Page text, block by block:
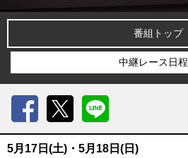
番組トップ
中継レース日程
5月17日(土)・5月18日(日)